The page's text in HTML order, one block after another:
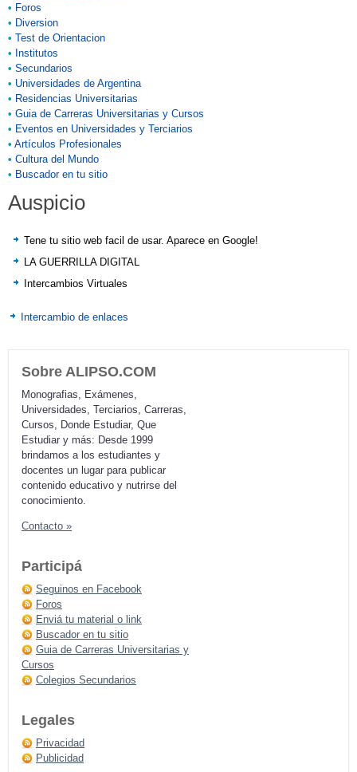
• Foros
• Diversion
• Test de Orientacion
• Institutos
• Secundarios
• Universidades de Argentina
• Residencias Universitarias
• Guia de Carreras Universitarias y Cursos
• Eventos en Universidades y Terciarios
• Artículos Profesionales
• Cultura del Mundo
• Buscador en tu sitio
Auspicio
Tene tu sitio web facil de usar. Aparece en Google!
LA GUERRILLA DIGITAL
Intercambios Virtuales
Intercambio de enlaces
Sobre ALIPSO.COM
Monografias, Exámenes,
Universidades, Terciarios, Carreras,
Cursos, Donde Estudiar, Que
Estudiar y más: Desde 1999
brindamos a los estudiantes y
docentes un lugar para publicar
contenido educativo y nutrirse del
conocimiento.
Contacto »
Participá
Seguinos en Facebook
Foros
Enviá tu material o link
Buscador en tu sitio
Guia de Carreras Universitarias y
Cursos
Colegios Secundarios
Legales
Privacidad
Publicidad